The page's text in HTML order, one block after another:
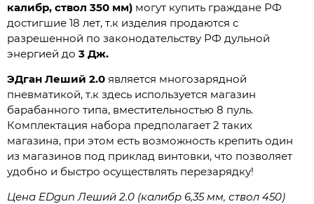
калибр, ствол 350 мм) могут купить граждане РФ
достигшие 18 лет, т.к изделия продаются с
разрешенной по законодательству РФ дульной
энергией до 3 Дж.
ЭДган Леший 2.0 является многозарядной
пневматикой, т.к здесь используется магазин
барабанного типа, вместительностью 8 пуль.
Комплектация набора предполагает 2 таких
магазина, при этом есть возможность крепить один
из магазинов под приклад винтовки, что позволяет
удобно и быстро осуществлять перезарядку!
Цена EDgun Леший 2.0 (калибр 6,35 мм, ствол 450)